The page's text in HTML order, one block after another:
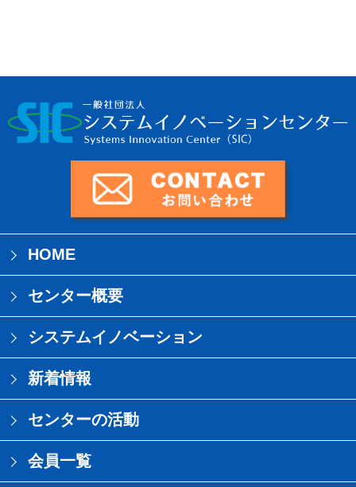
HOME
センター概要
システムイノベーション
新着情報
センターの活動
会員一覧